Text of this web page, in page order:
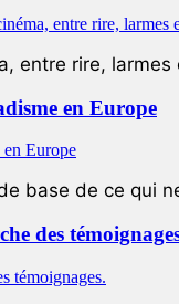
entre rire, larmes
en Europe
base de ce qui
des